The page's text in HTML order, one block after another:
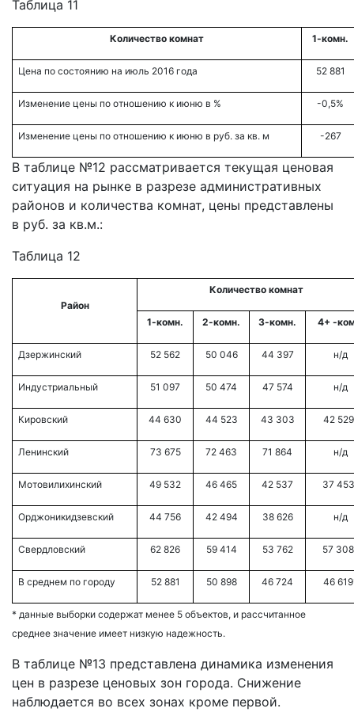
Таблица 11
Количество комнат 1-комн.
Цена по состоянию на июль 2016 года 52 881
Изменение цены по отношению к июню в % -0,5%
Изменение цены по отношению к июню в руб. за кв. м -267
В таблице №12 рассматривается текущая ценовая
ситуация на рынке в разрезе административных
районов и количества комнат, цены представлены
в руб. за кв.м.:
Таблица 12
Район
Количество комнат
1-комн. 2-комн. 3-комн. 4+ -
Дзержинский 52 562 50 046 44 397 н/д
Индустриальный 51 097 50 474 47 574 н/д
Кировский 44 630 44 523 43 303 42 529
Ленинский 73 675 72 463 71 864 н/д
Мотовилихинский 49 532 46 465 42 537 37 453
Орджоникидзевский 44 756 42 494 38 626 н/д
Свердловский 62 826 59 414 53 762 57 308
В среднем по городу 52 881 50 898 46 724 46 619
* данные выборки содержат менее 5 объектов, и рассчитанное
среднее значение имеет низкую надежность.
В таблице №13 представлена динамика изменения
цен в разрезе ценовых зон города. Снижение
наблюдается во всех зонах кроме первой.